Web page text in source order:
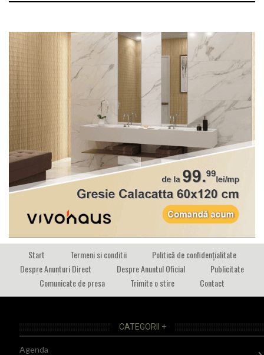
Start Termeni si conditii
Politică de confidențialitate
Despre Anunturi Direct
Despre Anuntul Oficial
Publicitate
Comunicate de presa
Trimite o stire Contact
CATEGORII +
Agenda